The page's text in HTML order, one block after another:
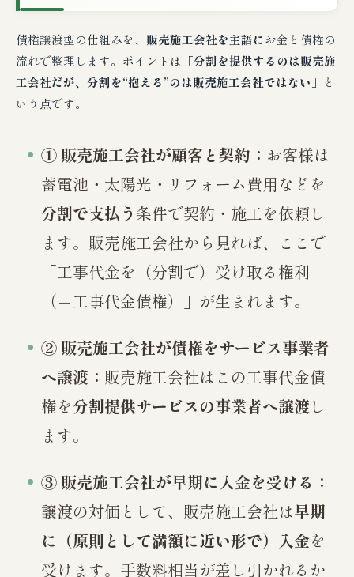
債権譲渡型の仕組みを、 販売施工会社を主語にお金と債権の
流れで整理します。ポイントは「分割を提供するのは販売施
工会社だが、分割を“抱える”のは販売施工会社ではない 」と
いう点です。
① 販売施工会社が顧客と契約： お客様は
蓄電池・太陽光・リフォーム費用などを
分割で支払う 条件で契約・施工を依頼し
ます。販売施工会社から見れば、ここで
「工事代金を（分割で）受け取る権利
（＝工事代金債権）」が生まれます。
② 販売施工会社が債権をサービス事業者
へ譲渡： 販売施工会社はこの工事代金債
権を分割提供サービスの事業者へ譲渡し
ます。
③ 販売施工会社が早期に入金を受ける：
譲渡の対価として、販売施工会社は早期
に（原則として満額に近い形で）入金を
受けます。手数料相当が差し引かれるか